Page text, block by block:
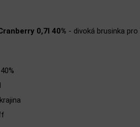
0,7l 40% - divoká brusinka